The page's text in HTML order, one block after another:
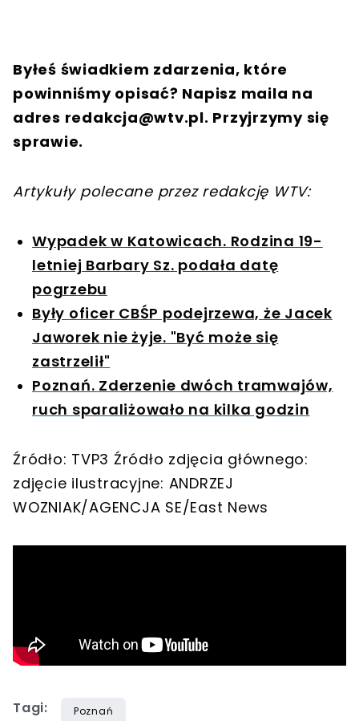
Byłeś świadkiem zdarzenia, które
powinniśmy opisać? Napisz maila na
adres redakcja@wtv.pl. Przyjrzymy się
sprawie.
Artykuły polecane przez redakcję WTV:
Wypadek w Katowicach. Rodzina 19-
letniej Barbary Sz. podała datę
pogrzebu
Były oficer CBŚP podejrzewa, że Jacek
Jaworek nie żyje. "Być może się
zastrzelił"
Poznań. Zderzenie dwóch tramwajów,
ruch sparaliżowało na kilka godzin
Źródło: TVP3 Źródło zdjęcia głównego:
zdjęcie ilustracyjne: ANDRZEJ
WOZNIAK/AGENCJA SE/East News
Tagi: Poznań